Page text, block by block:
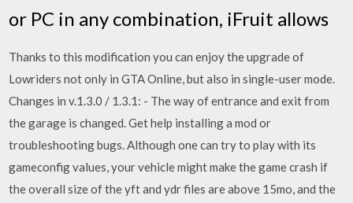
or PC in any combination, iFruit allows
Thanks to this modification you can enjoy the upgrade of
Lowriders not only in GTA Online, but also in single-user mode.
Changes in v.1.3.0 / 1.3.1: - The way of entrance and exit from
the garage is changed. Get help installing a mod or
troubleshooting bugs. Although one can try to play with its
gameconfig values, your vehicle might make the game crash if
the overall size of the yft and ydr files are above 15mo, and the